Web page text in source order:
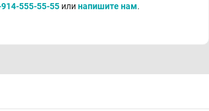
555-55-55 или напишите нам.